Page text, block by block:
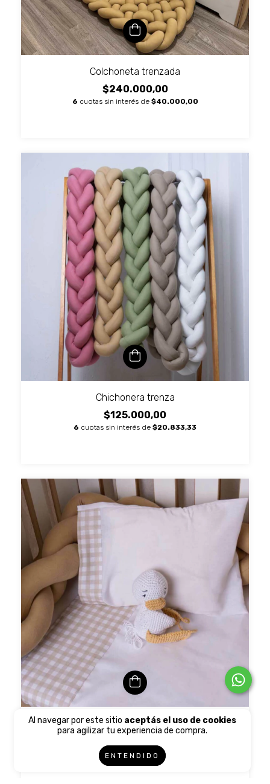
Al navegar por este sitio aceptás el uso de cookies
para agilizar tu experiencia de compra.
ENTENDIDO
Colchoneta trenzada
$240.000,00
6 cuotas sin interés de $40.000,00
Chichonera trenza
$125.000,00
6 cuotas sin interés de $20.833,33
Sábanas
cuotas sin interés de$7.333,33